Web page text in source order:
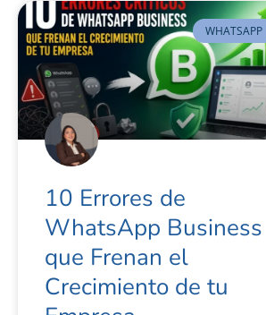
WHATSAPP
10 Errores de
WhatsApp Business
que Frenan el
Crecimiento de tu